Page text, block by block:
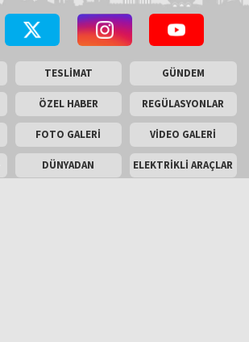
TESLİMAT GÜNDEM
ÖZEL HABER REGÜLASYONLAR
FOTO GALERİ VİDEO GALERİ
DÜNYADAN ELEKTRİKLİ ARAÇLAR